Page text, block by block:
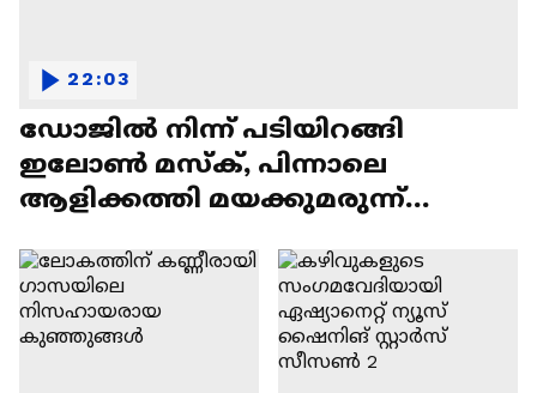
ഡോജിൽ നിന്ന് പടിയിറങ്ങി
ഇലോൺ മസ്ക്, പിന്നാലെ
ആളിക്കത്തി മയക്കുമരുന്ന്
22:03